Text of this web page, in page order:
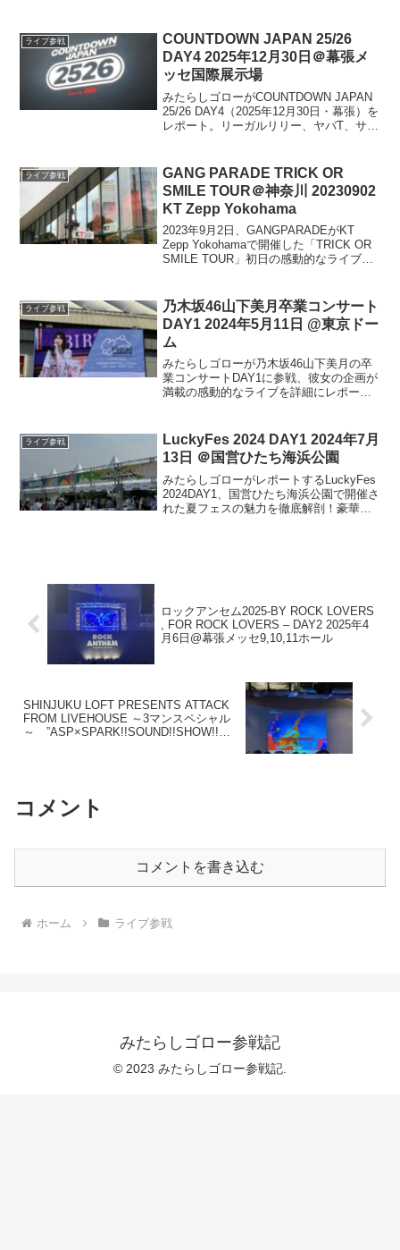
ン、MCトーク、サプライズのスペシャル
ライブまで。
ライブ参戦
COUNTDOWN JAPAN 25/26
DAY4 2025年12月30日＠幕張メ
ッセ国際展示場
みたらしゴローがCOUNTDOWN JAPAN
25/26 DAY4（2025年12月30日・幕張）を
レポート。リーガルリリー、ヤバT、サン
チ、リーダーズ。
ライブ参戦
GANG PARADE TRICK OR
SMILE TOUR＠神奈川 20230902
KT Zepp Yokohama
2023年9月2日、GANGPARADEがKT
Zepp Yokohamaで開催した「TRICK OR
SMILE TOUR」初日の感動的なライブレ
がレポートします。
ライブ参戦
乃木坂46山下美月卒業コンサート
DAY1 2024年5月11日 @東京ドー
ム
みたらしゴローが乃木坂46山下美月の卒
業コンサートDAY1に参戦、彼女の企画が
満載の感動的なライブを詳細にレポート
も期待、その素晴らしさに圧倒された一
日をお届けします。
ライブ参戦
LuckyFes 2024 DAY1 2024年7月
13日 ＠国営ひたち海浜公園
みたらしゴローがレポートするLuckyFes
2024DAY1、国営ひたち海浜公園で開催さ
れた夏フェスの魅力を徹底解剖！豪華ア
ロックアンセム2025-BY ROCK LOVERS
, FOR ROCK LOVERS – DAY2 2025年4
月6日@幕張メッセ9,10,11ホール
SHINJUKU LOFT PRESENTS ATTACK
FROM LIVEHOUSE ～3マンスペシャル
～ ”ASP×SPARK!!SOUND!!SHOW!!
コメント
コメントを書き込む
ホーム ライブ参戦
みたらしゴロー参戦記
© 2023 みたらしゴロー参戦記.